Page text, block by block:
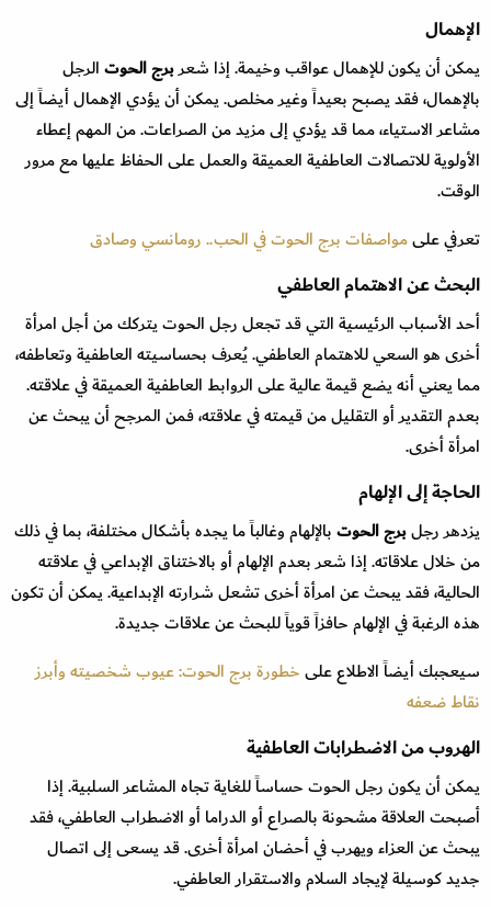
الإهمال
يمكن أن يكون للإهمال عواقب وخيمة. إذا شعربرج الحوتالرجل
بالإهمال، فقد يصبح بعيداً وغير مخلص. يمكن أن يؤدي الإهمال أيضاً إلى
مشاعر الاستياء، مما قد يؤدي إلى مزيد من الصراعات. من المهم إعطاء
الأولوية للاتصالات العاطفية العميقة والعمل على الحفاظ عليها مع مرور
الوقت.
تعرفي علىمواصفات برج الحوت في الحب.. رومانسي وصادق
البحث عن الاهتمام العاطفي
أحد الأسباب الرئيسية التي قد تجعل رجل الحوت يتركك من أجل امرأة
أخرى هو السعي للاهتمام العاطفي. يُعرف بحساسيته العاطفية وتعاطفه،
مما يعني أنه يضع قيمة عالية على الروابط العاطفية العميقة في علاقته.
بعدم التقدير أو التقليل من قيمته في علاقته، فمن المرجح أن يبحث عن
امرأة أخرى.
الحاجة إلى الإلهام
يزدهر رجلبرج الحوتبالإلهام وغالباً ما يجده بأشكال مختلفة، بما في ذلك
من خلال علاقاته. إذا شعر بعدم الإلهام أو بالاختناق الإبداعي في علاقته
الحالية، فقد يبحث عن امرأة أخرى تشعل شرارته الإبداعية. يمكن أن تكون
هذه الرغبة في الإلهام حافزاً قوياً للبحث عن علاقات جديدة.
سيعجبك أيضاً الاطلاع علىخطورة برج الحوت: عيوب شخصيته وأبرز
نقاط ضعفه
الهروب من الاضطرابات العاطفية
يمكن أن يكون رجل الحوت حساساً للغاية تجاه المشاعر السلبية. إذا
أصبحت العلاقة مشحونة بالصراع أو الدراما أو الاضطراب العاطفي، فقد
يبحث عن العزاء ويهرب في أحضان امرأة أخرى. قد يسعى إلى اتصال
جديد كوسيلة لإيجاد السلام والاستقرار العاطفي.